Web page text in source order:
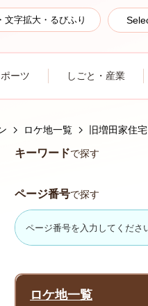
文字拡大・るびふり
ーツ しごと・産業
ロケ地一覧 旧増田家住宅
キーワードで探す
ページ番号で探す
ロケ地一覧